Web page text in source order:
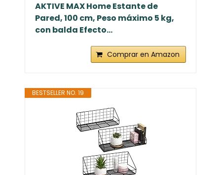
AKTIVE MAX Home Estante de
Pared, 100 cm, Peso máximo 5 kg,
con balda Efecto...
Comprar en Amazon
BESTSELLER NO. 19